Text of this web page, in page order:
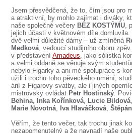
Jsem přesvědčená, že to, čím jsou pro
a atraktivní, by mohlo zajímat i diváky,
naše společné večery BEZ KOSTÝMU,
jejich účasti v květnovém díle
dvě velmi důležité dámy – už zmíněná
Medková, vedoucí studijního oboru
v představeníAmadeus, jako sólistka
a velmi oddaně se věnuje svým
nebylo Figarky a ani mé spolupráce s
užili i trochu toho pěveckého umění,
árií z Figarovy svatby, ale i jiných
mistrovsky ovládat Petr Hostinský.
Behina, Inka Kořínková, Lucie Bildová
Marie Novotná, Iva Hlaváčková,
Věřím, že tento večer, tak trochu jinak
nezapomenutelný a že navnadí naše